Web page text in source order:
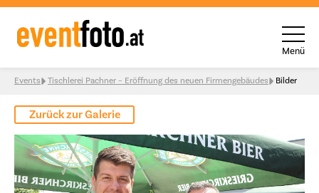
Skip to content
Menü
Events Tischlerei Pachner – Eröffnung des neuen Firmengebäudes Bilder
Zurück zur Galerie